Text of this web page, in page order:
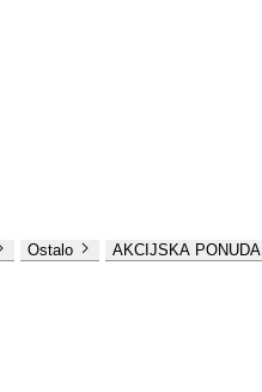
Ostalo AKCIJSKA PONUDA